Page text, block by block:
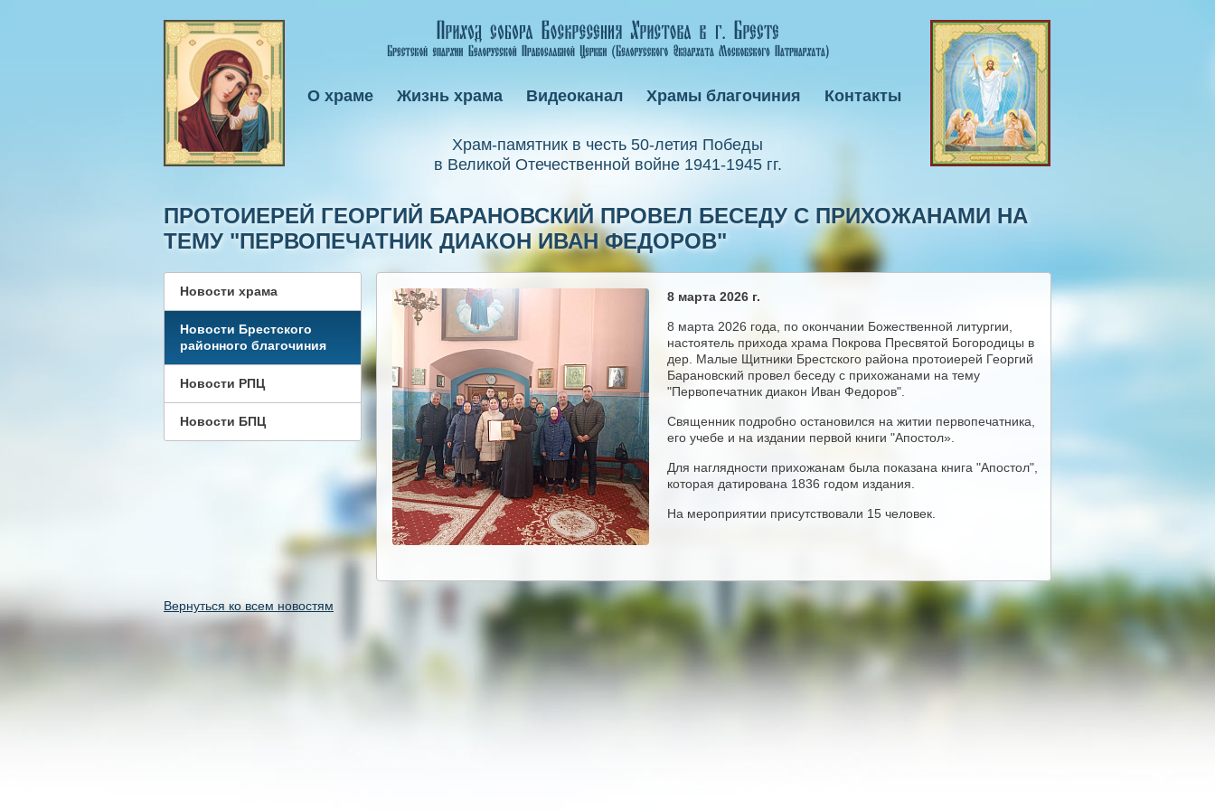
Xрам-памятник в честь 50-летия Победы
в Великой Отечественной войне 1941-1945 гг.
О храме Жизнь храма Видеоканал Храмы благочиния Контакты
ПРОТОИЕРЕЙ ГЕОРГИЙ БАРАНОВСКИЙ ПРОВЕЛ БЕСЕДУ С ПРИХОЖАНАМИ НА
ТЕМУ "ПЕРВОПЕЧАТНИК ДИАКОН ИВАН ФЕДОРОВ"
Новости храма
Новости Брестского
районного благочиния
Новости РПЦ
Новости БПЦ
8 марта 2026 г.
8 марта 2026 года, по окончании Божественной литургии,
настоятель прихода храма Покрова Пресвятой Богородицы в
дер. Малые Щитники Брестского района протоиерей Георгий
Барановский провел беседу с прихожанами на тему
"Первопечатник диакон Иван Федоров".
Священник подробно остановился на житии первопечатника,
его учебе и на издании первой книги "Апостол».
Для наглядности прихожанам была показана книга "Апостол",
которая датирована 1836 годом издания.
На мероприятии присутствовали 15 человек.
Вернуться ко всем новостям